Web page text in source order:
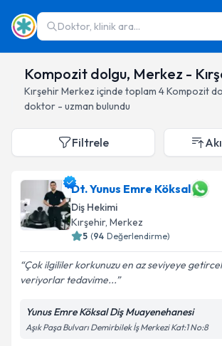
Doktor, klinik ara...
Kompozit dolgu, Merkez -
KırşehirMerkez içinde toplam 4Kompozit
doktor - uzman bulundu
Filtrele
Dt. Yunus Emre Köksal
Diş Hekimi
Kırşehir, Merkez
5 (94 Değerlendirme)
Çok ilgililer korkunuzu en az seviyeye
veriyorlar tedavime...
Yunus Emre Köksal Diş Muayenehanesi
Aşık Paşa Bulvarı Demirbilek İş Merkezi Kat:1 No:8